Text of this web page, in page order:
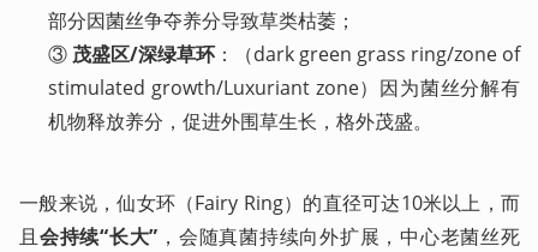
部分因菌丝争夺养分导致草类枯萎；
③ 茂盛区/深绿草环：（dark green grass ring/zone of
stimulated growth/Luxuriant zone）因为菌丝分解有
机物释放养分，促进外围草生长，格外茂盛。
一般来说，仙女环（Fairy Ring）的直径可达10米以上，而
且会持续“长大” ，会随真菌持续向外扩展，中心老菌丝死